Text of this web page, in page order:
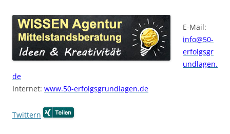
E-Mail:
info@50-
erfolgsgr
undlagen.
de
Internet: www.50-erfolgsgrundlagen.de
Twittern